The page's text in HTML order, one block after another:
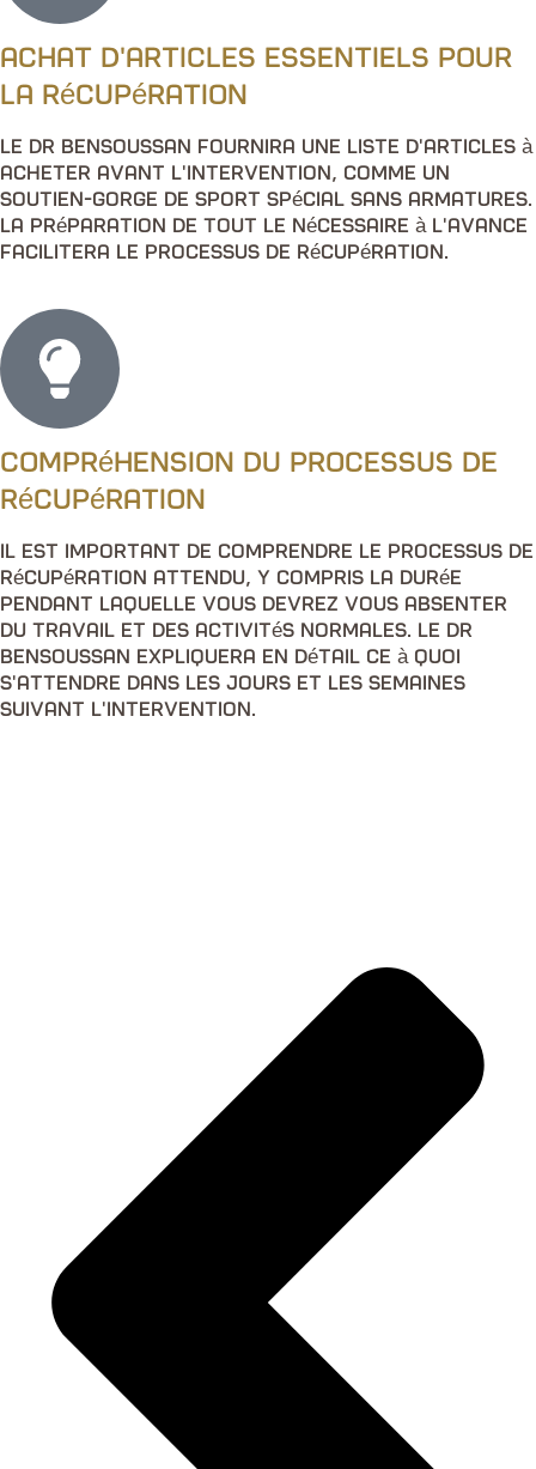
Achat d'articles essentiels pour
la récupération
Le Dr Bensoussan fournira une liste d'articles à
acheter avant l'intervention, comme un
soutien-gorge de sport spécial sans armatures.
La préparation de tout le nécessaire à l'avance
facilitera le processus de récupération.
Compréhension du processus de
récupération
Il est important de comprendre le processus de
récupération attendu, y compris la durée
pendant laquelle vous devrez vous absenter
du travail et des activités normales. Le Dr
Bensoussan expliquera en détail ce à quoi
s'attendre dans les jours et les semaines
suivant l'intervention.